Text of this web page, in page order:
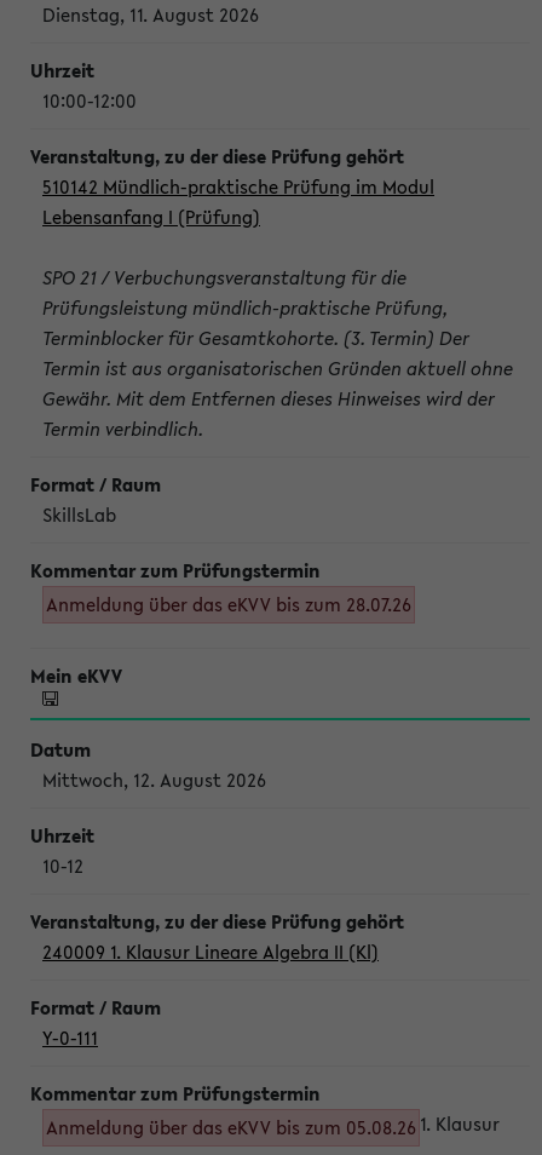
Dienstag, 11. August 2026
10:00-12:00
510142 Mündlich-praktische Prüfung im Modul
Lebensanfang I (Prüfung)
SPO 21 / Verbuchungsveranstaltung für die
Prüfungsleistung mündlich-praktische Prüfung,
Terminblocker für Gesamtkohorte. (3. Termin) Der
Termin ist aus organisatorischen Gründen aktuell ohne
Gewähr. Mit dem Entfernen dieses Hinweises wird der
Termin verbindlich.
SkillsLab
Anmeldung über das eKVV bis zum 28.07.26
Mittwoch, 12. August 2026
10-12
240009 1. Klausur Lineare Algebra II (Kl)
Y-0-111
Anmeldung über das eKVV bis zum 05.08.26 1. Klausur